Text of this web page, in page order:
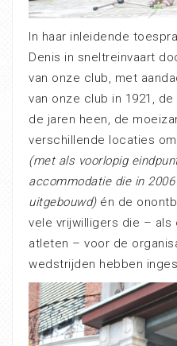
In haar inleidende
Denis in sneltreinvaart
van onze club, met
van onze club in 1921,
de jaren heen, de
verschillende locaties
(met als voorlopig
accommodatie die in
uitgebouwd)én de
vele vrijwilligers die – als
atleten – voor de
wedstrijden hebben